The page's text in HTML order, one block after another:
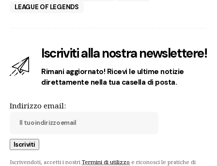
LEAGUE OF LEGENDS
Iscriviti alla nostra newslettere!
Rimani aggiornato! Ricevi le ultime notizie
direttamente nella tua casella di posta.
Indirizzo email:
Iscrivendoti, accetti i nostri Termini di utilizzo e riconosci le pratiche di